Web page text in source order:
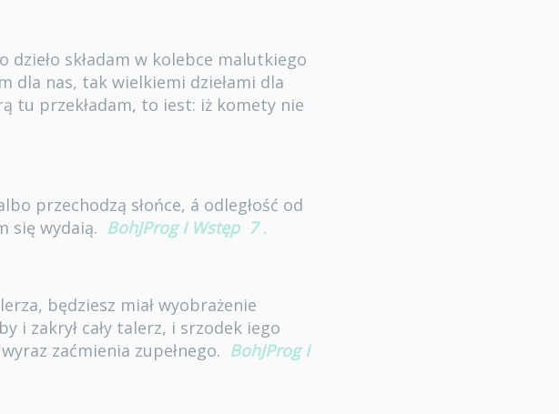
składam w kolebce malutkiego
dla nas, tak wielkiemi dziełami dla
tu przekładam, to iest: iż komety nie
przechodzą słońce, á odległość od
się wydaią. BohJProg I Wstęp 7 .
będziesz miał wyobrażenie
i zakrył cały talerz, i srzodek iego
zaćmienia zupełnego. BohJProg I